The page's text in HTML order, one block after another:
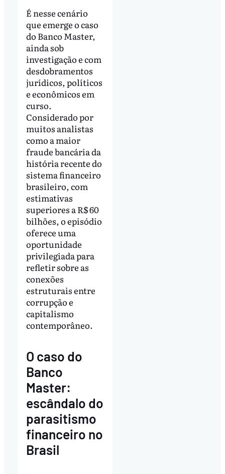
É nesse cenário
que emerge o caso
do Banco Master,
ainda sob
investigação e com
desdobramentos
jurídicos, políticos
e econômicos em
curso.
Considerado por
muitos analistas
como a maior
fraude bancária da
história recente do
sistema financeiro
brasileiro, com
estimativas
superiores a R$ 60
bilhões, o episódio
oferece uma
oportunidade
privilegiada para
refletir sobre as
conexões
estruturais entre
corrupção e
capitalismo
contemporâneo.
O caso do
Banco
Master:
escândalo do
parasitismo
financeiro no
Brasil